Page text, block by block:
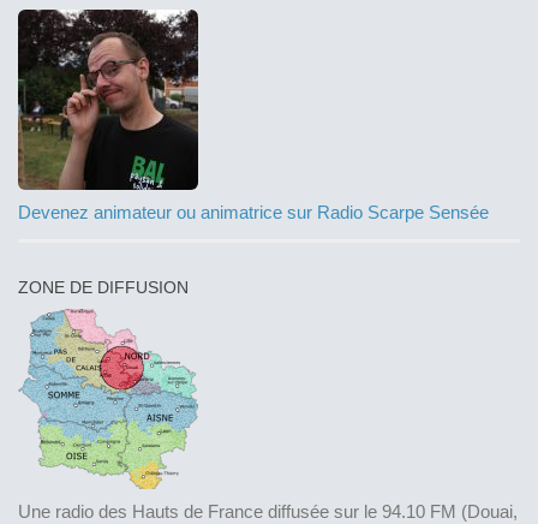
Devenez animateur ou animatrice sur Radio Scarpe Sensée
ZONE DE DIFFUSION
Une radio des Hauts de France diffusée sur le 94.10 FM (Douai,